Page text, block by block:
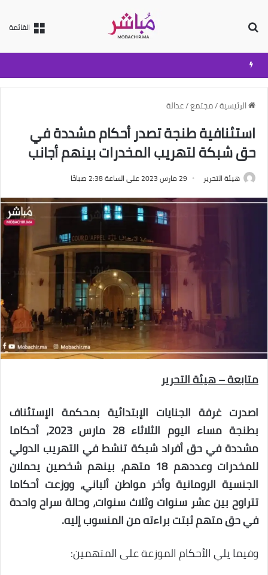
القائمة
الرئيسية/مجتمع/عدالة
استئنافية طنجة تصدر أحكام مشددة في
حق شبكة لتهريب المخدرات بينهم أجانب
هيئة التحرير 29 مارس 2023 على الساعة 2:38 صباحًا
متابعة – هيئة التحرير
اصدرت غرفة الجنايات الإبتدائية بمحكمة الإستئناف
بطنجة مساء اليوم الثلاثاء 28 مارس 2023، أحكاما
مشددة في حق أفراد شبكة تنشط في التهريب الدولي
للمخدرات وعددهم 18 متهم، بينهم شخصين يحملان
الجنسية الرومانية وأخر مواطن ألباني، ووزعت أحكاما
تتراوح بين عشر سنوات وثلاث سنوات، وحالة سراح واحدة
في حق متهم ثبتت براءته من المنسوب إليه.
وفيما يلي الأحكام الموزعة على المتهمين: